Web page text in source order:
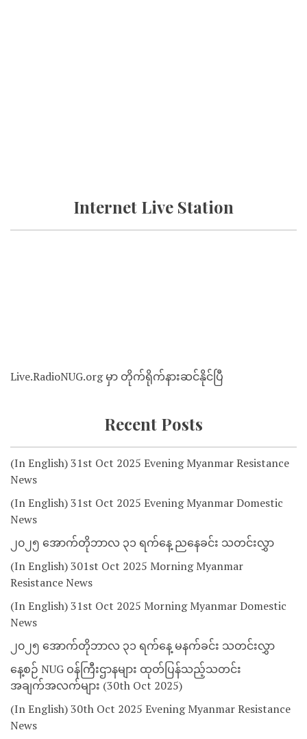
Internet Live Station
Live.RadioNUG.org မှာ တိုက်ရိုက်နားဆင်နိုင်ပြီ
Recent Posts
(In English) 31st Oct 2025 Evening Myanmar Resistance
News
(In English) 31st Oct 2025 Evening Myanmar Domestic
News
၂၀၂၅ အောက်တိုဘာလ ၃၁ ရက်နေ့ ညနေခင်း သတင်းလွှာ
(In English) 301st Oct 2025 Morning Myanmar
Resistance News
(In English) 31st Oct 2025 Morning Myanmar Domestic
News
၂၀၂၅ အောက်တိုဘာလ ၃၁ ရက်နေ့ မနက်ခင်း သတင်းလွှာ
နေ့စဉ် NUG ဝန်ကြီးဌာနများ ထုတ်ပြန်သည့်သတင်း
အချက်အလက်များ (30th Oct 2025)
(In English) 30th Oct 2025 Evening Myanmar Resistance
News